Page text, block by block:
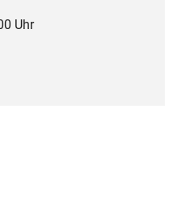
Uhr